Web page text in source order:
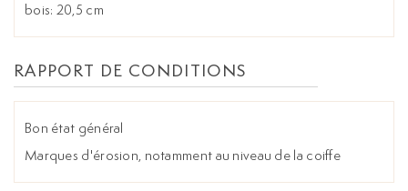
bois: 20,5 cm
RAPPORT DE CONDITIONS
Bon état général
Marques d'érosion, notamment au niveau de la coiffe